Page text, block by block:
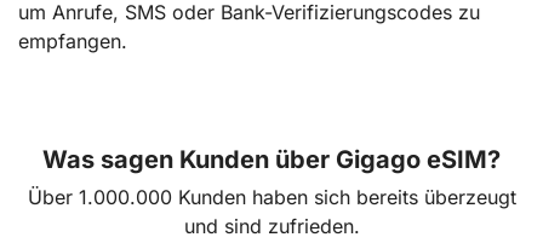
um Anrufe, SMS oder Bank-Verifizierungscodes zu
empfangen.
Was sagen Kunden über Gigago eSIM?
Über 1.000.000 Kunden haben sich bereits überzeugt
und sind zufrieden.